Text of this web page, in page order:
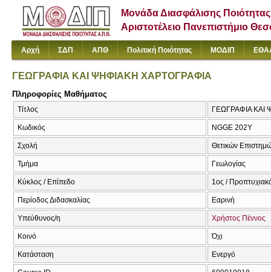
Μονάδα Διασφάλισης Ποιότητας
Αριστοτέλειο Πανεπιστήμιο
Αρχή ΣΔΠ ΑΠΘ Πολιτική Ποιότητας ΜΟΔΙΠ
ΓΕΩΓΡΑΦΙΑ ΚΑΙ ΨΗΦΙΑΚΗ ΧΑΡΤΟΓΡΑΦΙΑ
Πληροφορίες Μαθήματος
Τίτλος ΓΕΩΓΡΑΦΙΑ ΚΑΙ
Κωδικός NGGE 202Y
Σχολή Θετικών
Τμήμα Γεωλογίας
Κύκλος / Επίπεδο 1ος /
Περίοδος Διδασκαλίας Εαρινή
Υπεύθυνος/η Χρήστος Πέννος
Κοινό Όχι
Κατάσταση Ενεργό